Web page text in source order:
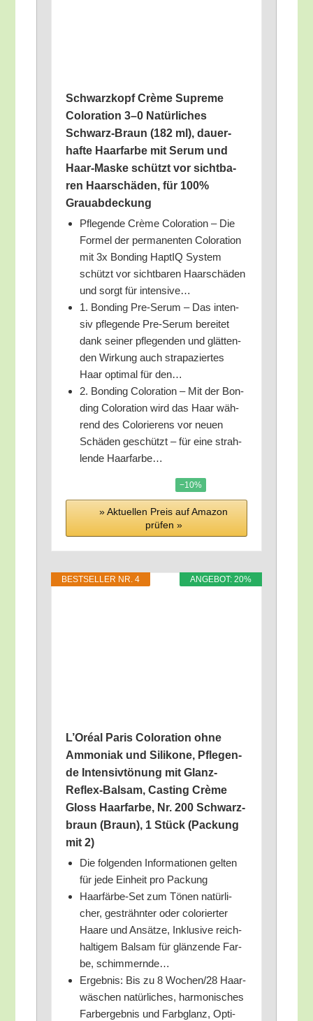
Schwarz­kopf Crè­me Supre­me
Colo­ra­ti­on 3–0 Natür­li­ches
Schwarz-Braun (182 ml), dau­er­
haf­te Haar­far­be mit Serum und
Haar-Mas­ke schützt vor sicht­ba­
ren Haar­schä­den, für 100%
Grauabdeckung
Pfle­gen­de Crè­me Colo­ra­ti­on – Die
For­mel der per­ma­nen­ten Colo­ra­ti­on
mit 3x Bon­ding Hap­tIQ Sys­tem
schützt vor sicht­ba­ren Haar­schä­den
und sorgt für intensive…
1. Bon­ding Pre-Serum – Das inten­
siv pfle­gen­de Pre-Serum berei­tet
dank sei­ner pfle­gen­den und glät­ten­
den Wir­kung auch stra­pa­zier­tes
Haar opti­mal für den…
2. Bon­ding Colo­ra­ti­on – Mit der Bon­
ding Colo­ra­ti­on wird das Haar wäh­
rend des Colo­rie­rens vor neu­en
Schä­den geschützt – für eine strah­
len­de Haarfarbe…
−10%
» Aktu­el­len Preis auf Ama­zon
prü­fen »
ANGE­BOT: 20%
BEST­SEL­LER NR. 4
L’O­ré­al Paris Colo­ra­ti­on ohne
Ammo­ni­ak und Sili­ko­ne, Pfle­gen­
de Inten­siv­tö­nung mit Glanz-
Reflex-Bal­sam, Cas­ting Crè­me
Gloss Haar­far­be, Nr. 200 Schwarz­
braun (Braun), 1 Stück (Packung
mit 2)
Die fol­gen­den Infor­ma­tio­nen gel­ten
für jede Ein­heit pro Packung
Haar­fär­be-Set zum Tönen natür­li­
cher, gesträhn­ter oder colo­rier­ter
Haa­re und Ansät­ze, Inklu­si­ve reich­
hal­ti­gem Bal­sam für glän­zen­de Far­
be, schimmernde…
Ergeb­nis: Bis zu 8 Wochen/​28 Haar­
wä­schen natür­li­ches, har­mo­ni­sches
Farb­er­geb­nis und Farb­glanz, Opti­